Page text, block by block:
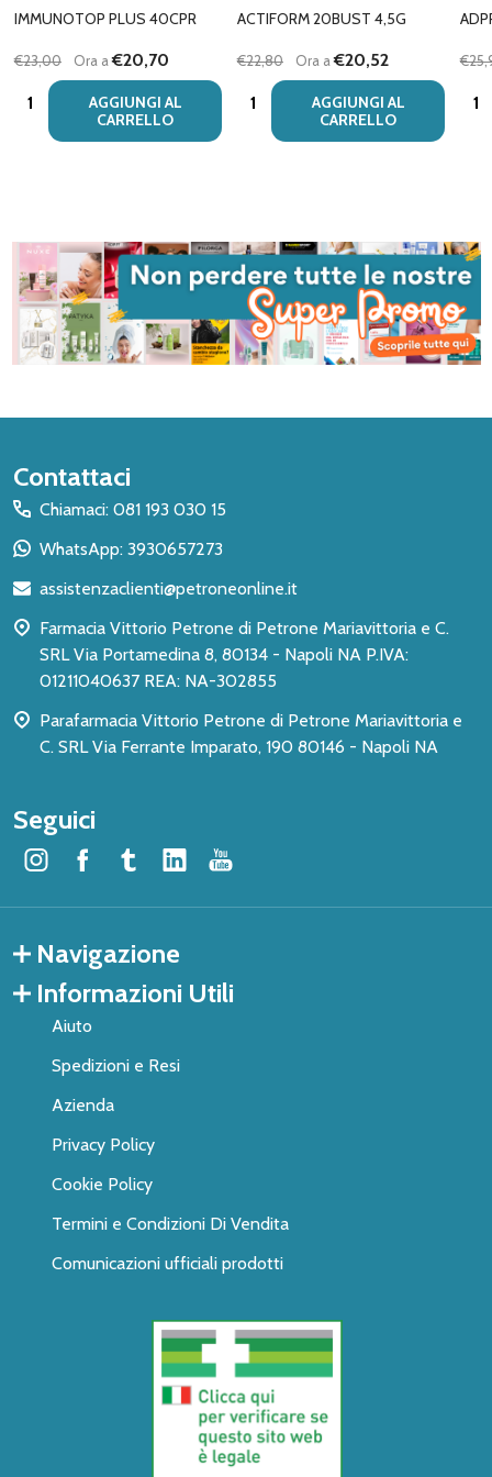
IMMUNOTOP PLUS 40CPR
€23,00 Ora a€20,70
Quantità:
AGGIUNGI AL
CARRELLO
ACTIFORM 20BUST 4,5G
€22,80 Ora a€20,52
Quantità:
AGGIUNGI AL
CARRELLO
Inizio
del
piè
pagina
Contattaci
Chiamaci: 081 193 030 15
WhatsApp: 3930657273
assistenzaclienti@petroneonline.it
Farmacia Vittorio Petrone di Petrone Mariavittoria e C.
SRL Via Portamedina 8, 80134 - Napoli NA P.IVA:
01211040637 REA: NA-302855
Parafarmacia Vittorio Petrone di Petrone Mariavittoria e
C. SRL Via Ferrante Imparato, 190 80146 - Napoli NA
Seguici
Navigazione
Informazioni Utili
Aiuto
Spedizioni e Resi
Azienda
Privacy Policy
Cookie Policy
Termini e Condizioni Di Vendita
Comunicazioni ufficiali prodotti